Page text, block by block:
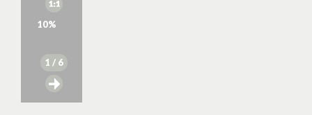
10%
1 / 6